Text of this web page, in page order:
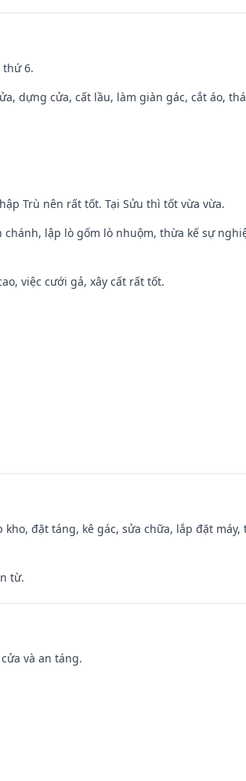
thứ 6.
dựng cửa, cất lầu, làm giàn gác, cắt áo,
Trù nên rất tốt. Tại Sửu thì tốt vừa vừa.
lập lò gốm lò nhuộm, thừa kế sự
việc cưới gả, xây cất rất tốt.
đặt táng, kê gác, sửa chữa, lắp đặt
từ.
và an táng.